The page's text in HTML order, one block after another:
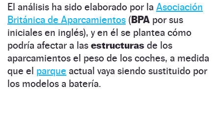
El análisis ha sido elaborado por la Asociación
Británica de Aparcamientos (BPA por sus
iniciales en inglés), y en él se plantea cómo
podría afectar a las estructuras de los
aparcamientos el peso de los coches, a medida
que el parque actual vaya siendo sustituido por
los modelos a batería.